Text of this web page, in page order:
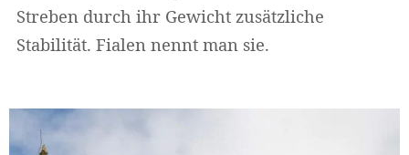
Streben durch ihr Gewicht zusätzliche
Stabilität. Fialen nennt man sie.